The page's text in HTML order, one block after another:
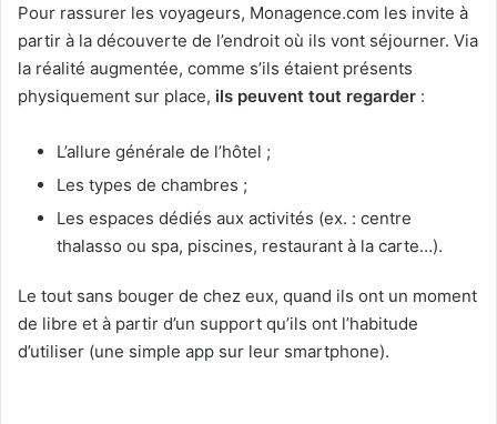
Pour rassurer les voyageurs, Monagence.com les invite à
partir à la découverte de l’endroit où ils vont séjourner. Via
la réalité augmentée, comme s’ils étaient présents
physiquement sur place, ils peuvent tout regarder :
L’allure générale de l’hôtel ;
Les types de chambres ;
Les espaces dédiés aux activités (ex. : centre
thalasso ou spa, piscines, restaurant à la carte…).
Le tout sans bouger de chez eux, quand ils ont un moment
de libre et à partir d’un support qu’ils ont l’habitude
d’utiliser (une simple app sur leur smartphone).